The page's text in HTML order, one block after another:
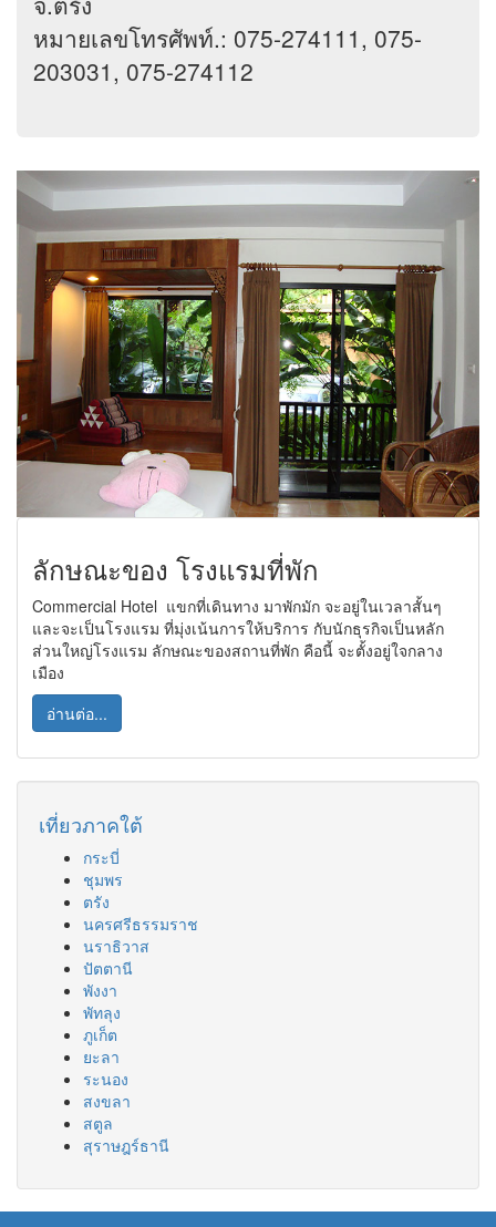
หมายเลขโทรศัพท์.: 075-274111, 075-
203031, 075-274112
ลักษณะของ โรงแรมที่พัก
Commercial Hotel แขกที่เดินทาง มาพักมัก จะอยู่ในเวลาสั้นๆ
และจะเป็นโรงแรม ที่มุ่งเน้นการให้บริการ กับนักธุรกิจเป็นหลัก
ส่วนใหญ่โรงแรม ลักษณะของสถานที่พัก คือนี้ จะตั้งอยู่ใจกลาง
เมือง
อ่านต่อ...
เที่ยวภาคใต้
กระบี่
ชุมพร
ตรัง
นครศรีธรรมราช
นราธิวาส
ปัตตานี
พังงา
พัทลุง
ภูเก็ต
ยะลา
ระนอง
สงขลา
สตูล
สุราษฎร์ธานี